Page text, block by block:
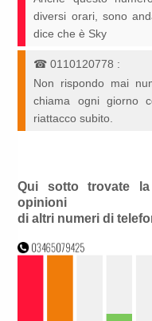
diversi orari, sono
dice che è Sky
☎0110120778 :
Non rispondo mai
chiama ogni giorno
riattacco subito.
Qui sotto trovate la
opinioni
di altri numeri di